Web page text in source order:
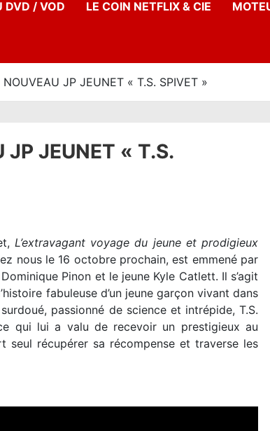
DVD / VOD LE COIN NETFLIX & CIE
JP JEUNET « T.S. SPIVET »
JP JEUNET « T.S.
L’extravagant voyage du jeune et prodigieux
nous le 16 octobre prochain, est emmené par
Pinon et le jeune Kyle Catlett. Il s’agit
fabuleuse d’un jeune garçon vivant dans
passionné de science et intrépide, T.S.
qui lui a valu de recevoir un prestigieux au
seul récupérer sa récompense et traverse les